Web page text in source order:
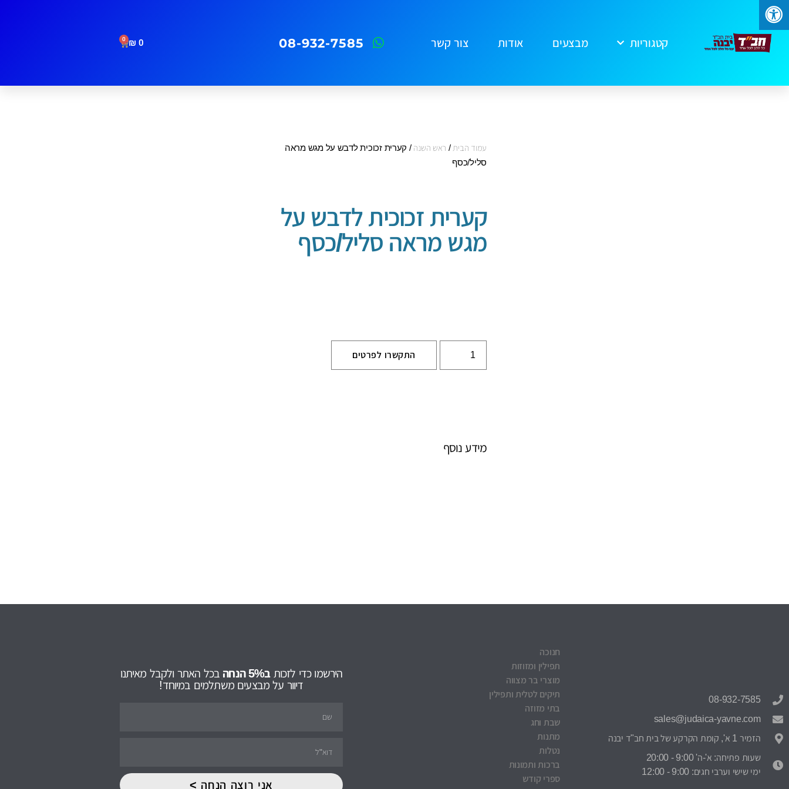
קטגוריות מבצעים אודות צור קשר 08-932-7585
0
₪
0
עמוד הבית / ראש השנה / קערית זכוכית לדבש על מגש מראה
סליל/כסף
קערית זכוכית לדבש על
מגש מראה סליל/כסף
התקשרו לפרטים
מידע נוסף
08-932-7585
sales@judaica-yavne.com
הזמיר 1 א', קומת הקרקע של בית חב"ד יבנה
שעות פתיחה: א'-ה' 9:00 - 20:00
ימי שישי וערבי חגים: 9:00 - 12:00
חנוכה
תפילין ומזוזות
מוצרי בר מצווה
תיקים לטלית ותפילין
בתי מזוזה
שבת וחג
מתנות
נטלות
ברכות ותמונות
ספרי קודש
הירשמו כדי לזכותב5% הנחה
בכל האתר ולקבל מאיתנו
דיוור על מבצעים משתלמים במיוחד!
אני רוצה הנחה >